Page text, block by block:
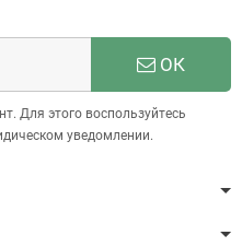
ОК
Для этого воспользуйтесь
уведомлении.